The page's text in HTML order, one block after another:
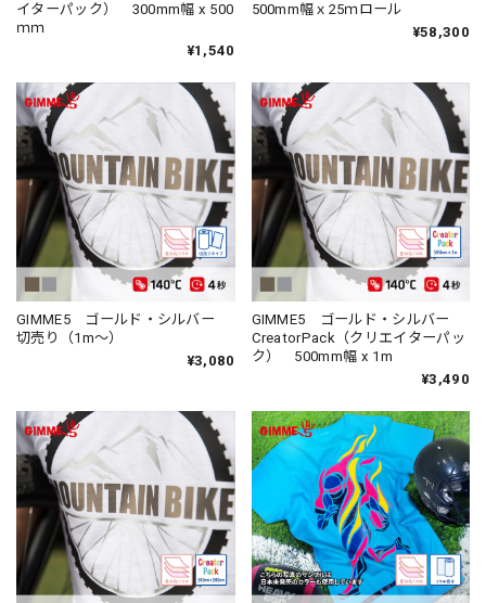
イターパック） 300mm幅 x 500
ｍｍ
¥1,540
500mm幅ｘ25ｍロール
¥58,300
GIMME5 ゴールド・シルバー
切売り（1m～）
¥3,080
GIMME5 ゴールド・シルバー
CreatorPack（クリエイターパッ
ク） 500mm幅 x 1m
¥3,490